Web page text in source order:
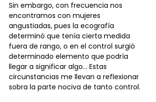
Sin embargo, con frecuencia nos
encontramos con mujeres
angustiadas, pues la ecografía
determinó que tenía cierta medida
fuera de rango, o en el control surgió
determinado elemento que podría
llegar a significar algo… Estas
circunstancias me llevan a reflexionar
sobra la parte nociva de tanto control.